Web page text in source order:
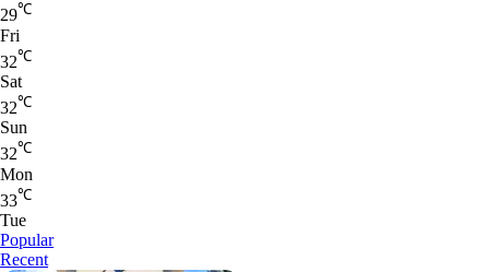
29℃
Fri
32℃
Sat
32℃
Sun
32℃
Mon
33℃
Tue
Popular
Recent